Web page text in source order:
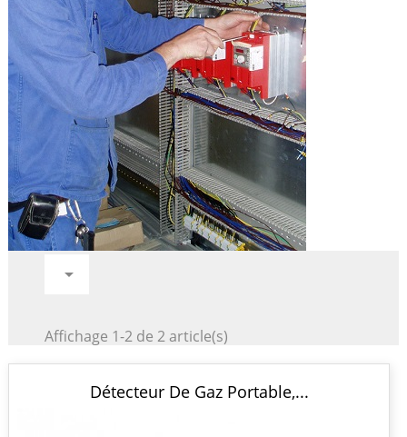

Affichage 1-2 de 2 article(s)
Détecteur De Gaz Portable,...